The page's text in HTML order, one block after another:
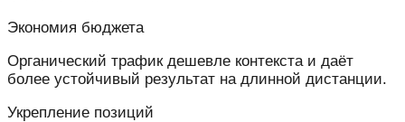
Экономия бюджета
Органический трафик дешевле контекста и даёт
более устойчивый результат на длинной дистанции.
Укрепление позиций